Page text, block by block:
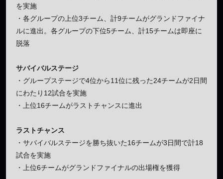
を実施
・各グループの上位3チーム、計9チームがグランドファイナ
ルに進出。各グループの下位5チーム、計15チームは即座に
脱落
サバイバルステージ
・グループステージで4位から11位に残った24チームが2日間
にわたり12試合を実施
・上位16チームがラストチャンスに進出
ラストチャンス
・サバイバルステージを勝ち抜いた16チームが3日間で計18
試合を実施
・上位6チームがグランドファイナルの出場権を獲得